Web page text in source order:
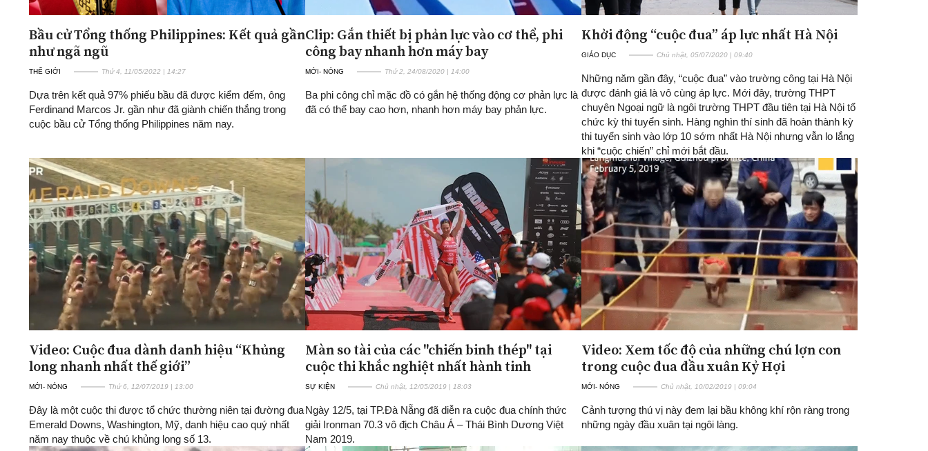
Bầu cử Tổng thống Philippines: Kết quả gần
như ngã ngũ
THẾ GIỚI Thứ 4, 11/05/2022 | 14:27
Dựa trên kết quả 97% phiếu bầu đã được kiểm đếm, ông
Ferdinand Marcos Jr. gần như đã giành chiến thắng trong
cuộc bầu cử Tổng thống Philippines năm nay.
Clip: Gắn thiết bị phản lực vào cơ thể, phi
công bay nhanh hơn máy bay
MỚI- NÓNG Thứ 2, 24/08/2020 | 14:00
Ba phi công chỉ mặc đồ có gắn hệ thống động cơ phản lực là
đã có thể bay cao hơn, nhanh hơn máy bay phản lực.
Khởi động “cuộc đua” áp lực nhất Hà Nội
GIÁO DỤC Chủ nhật, 05/07/2020 | 09:40
Những năm gần đây, “cuộc đua” vào trường công tại Hà Nội
được đánh giá là vô cùng áp lực. Mới đây, trường THPT
chuyên Ngoại ngữ là ngôi trường THPT đầu tiên tại Hà Nội tổ
chức kỳ thi tuyển sinh. Hàng nghìn thí sinh đã hoàn thành kỳ
thi tuyển sinh vào lớp 10 sớm nhất Hà Nội nhưng vẫn lo lắng
khi “cuộc chiến” chỉ mới bắt đầu.
Video: Cuộc đua dành danh hiệu “Khủng
long nhanh nhất thế giới”
MỚI- NÓNG Thứ 6, 12/07/2019 | 13:00
Đây là một cuộc thi được tổ chức thường niên tại đường đua
Emerald Downs, Washington, Mỹ, danh hiệu cao quý nhất
năm nay thuộc về chú khủng long số 13.
Màn so tài của các "chiến binh thép" tại
cuộc thi khắc nghiệt nhất hành tinh
SỰ KIỆN Chủ nhật, 12/05/2019 | 18:03
Ngày 12/5, tại TP.Đà Nẵng đã diễn ra cuộc đua chính thức
giải Ironman 70.3 vô địch Châu Á – Thái Bình Dương Việt
Nam 2019.
Video: Xem tốc độ của những chú lợn con
trong cuộc đua đầu xuân Kỷ Hợi
MỚI- NÓNG Chủ nhật, 10/02/2019 | 09:04
Cảnh tượng thú vị này đem lại bầu không khí rộn ràng trong
những ngày đầu xuân tại ngôi làng.